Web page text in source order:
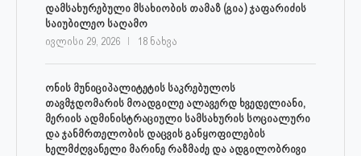
დამსახურებული მსახიობის თამაზ (გია) ჯაფარიძის
საიუბილეო საღამო
ივლისი 29, 2026 18 ნახვა
ონის მუნიციპალიტეტის საკრებულოს
თავმჯდომარის მოადგილე ალავერდ ხვედელიანი,
მერიის ადმინისტრაციული სამსახურის სოციალური
და ჯანმრთელობის დაცვის განყოფილების
ხელმძღვანელი მარინე რაზმაძე და ადგილობრივი